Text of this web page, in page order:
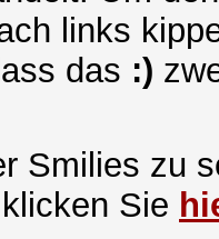
links
das :)
Smilies zu
Sie